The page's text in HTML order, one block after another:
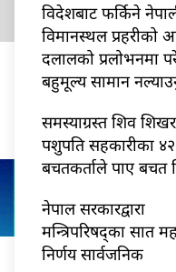
विदेशबाट फर्किने
विमानस्थल प्रहरीको
दलालको प्रलोभनमा
बहुमूल्य सामान
समस्याग्रस्त शिव
पशुपति सहकारीका ४२
बचतकर्ताले पाए बचत
नेपाल सरकारद्वारा
मन्त्रिपरिषद्का सात
निर्णय सार्वजनिक